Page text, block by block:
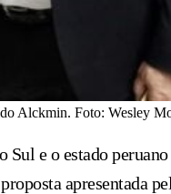
Alckmin. Foto: Wesley
e o estado
apresentada